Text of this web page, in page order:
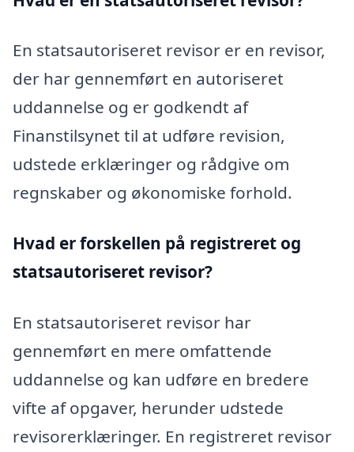
En statsautoriseret revisor er en revisor,
der har gennemført en autoriseret
uddannelse og er godkendt af
Finanstilsynet til at udføre revision,
udstede erklæringer og rådgive om
regnskaber og økonomiske forhold.
Hvad er forskellen på registreret og
statsautoriseret revisor?
En statsautoriseret revisor har
gennemført en mere omfattende
uddannelse og kan udføre en bredere
vifte af opgaver, herunder udstede
revisorerklæringer. En registreret revisor